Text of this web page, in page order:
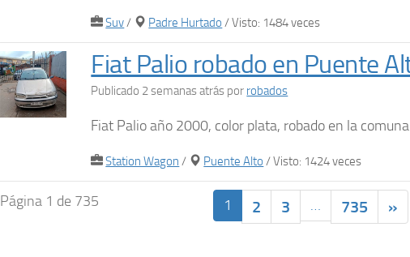
Suv/ Padre Hurtado / Visto: 1484 veces
Fiat Palio robado en Puente
Publicado 2 semanas atrás por robados
Fiat Palio año 2000, color plata, robado en la
Station Wagon / Puente Alto / Visto: 1424 veces
Página 1 de 735 1 2 3 … 735 »